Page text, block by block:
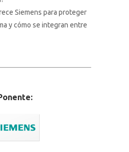
Siemens para proteger
y cómo se integran entre